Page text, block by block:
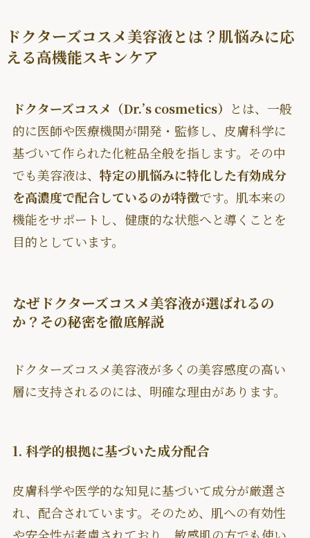
ドクターズコスメ美容液とは？肌悩みに応
える高機能スキンケア
ドクターズコスメ（Dr.’s cosmetics） とは、一般
的に医師や医療機関が開発・監修し、皮膚科学に
基づいて作られた化粧品全般を指します。その中
でも美容液は、 特定の肌悩みに特化した有効成分
を高濃度で配合しているのが特徴です。肌本来の
機能をサポートし、健康的な状態へと導くことを
目的としています。
なぜドクターズコスメ美容液が選ばれるの
か？その秘密を徹底解説
ドクターズコスメ美容液が多くの美容感度の高い
層に支持されるのには、明確な理由があります。
1. 科学的根拠に基づいた成分配合
皮膚科学や医学的な知見に基づいて成分が厳選さ
れ、配合されています。そのため、肌への有効性